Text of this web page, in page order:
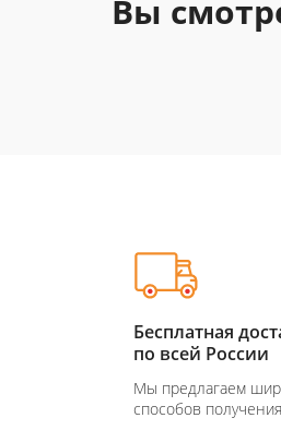
Вы
Бесплатная
по всей России
Мы предлагаем
способов получения